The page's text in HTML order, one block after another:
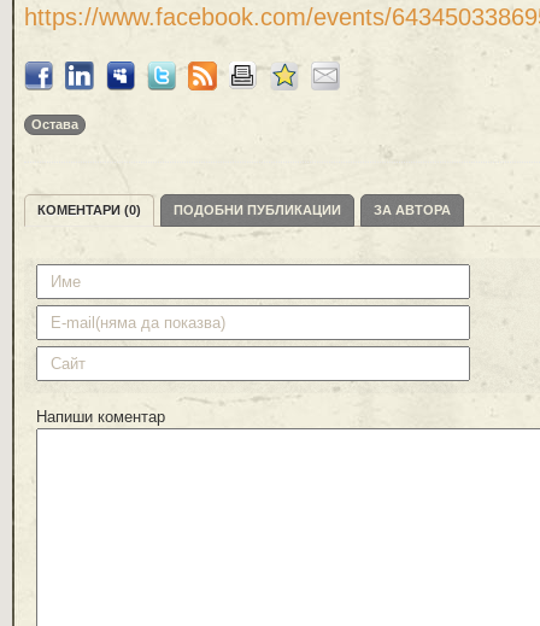
https://www.facebook.com/events/
Остава
КОМЕНТАРИ (0) ПОДОБНИ ПУБЛИКАЦИИ ЗА АВТОРА
Напиши коментар